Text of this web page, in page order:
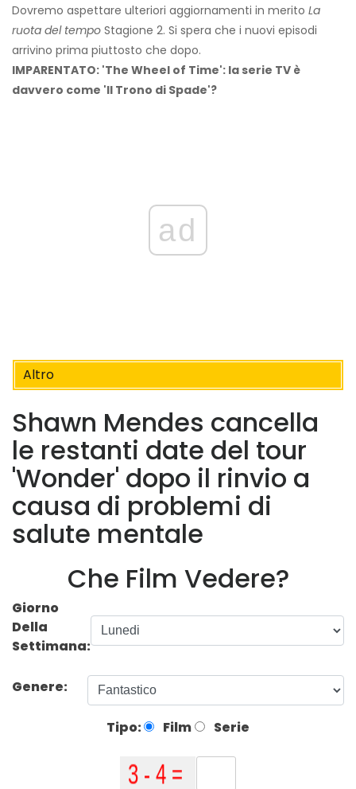
Dovremo aspettare ulteriori aggiornamenti in merito La
ruota del tempo Stagione 2. Si spera che i nuovi episodi
arrivino prima piuttosto che dopo.
IMPARENTATO: 'The Wheel of Time': la serie TV è
davvero come 'Il Trono di Spade'?
ad
Altro
Shawn Mendes cancella
le restanti date del tour
'Wonder' dopo il rinvio a
causa di problemi di
salute mentale
Che Film Vedere?
Giorno
Della
Settimana:
Genere:
Tipo: Film Serie